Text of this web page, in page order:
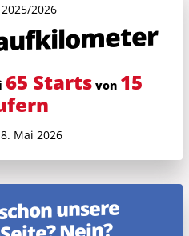
2026
65 Starts von 15
Mai 2026
unsere